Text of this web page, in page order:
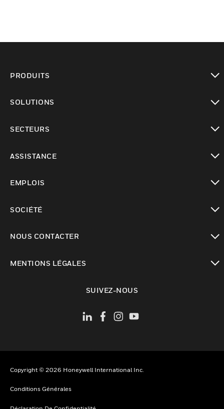
PRODUITS
SOLUTIONS
SECTEURS
ASSISTANCE
EMPLOIS
SOCIÉTÉ
NOUS CONTACTER
MENTIONS LÉGALES
SUIVEZ-NOUS
Copyright © 2026 Honeywell International Inc.
Conditions Générales